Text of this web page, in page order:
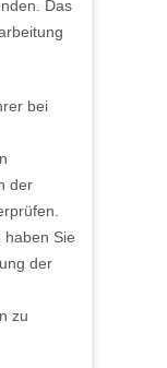
Das
bei
der
haben Sie
der
zu